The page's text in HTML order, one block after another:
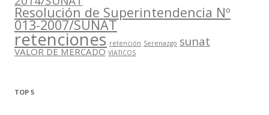
Resolución de Superintendencia Nº
013-2007/SUNAT
retenciones retención Serenazgo sunat
VALOR DE MERCADO VIATICOS
TOP 5